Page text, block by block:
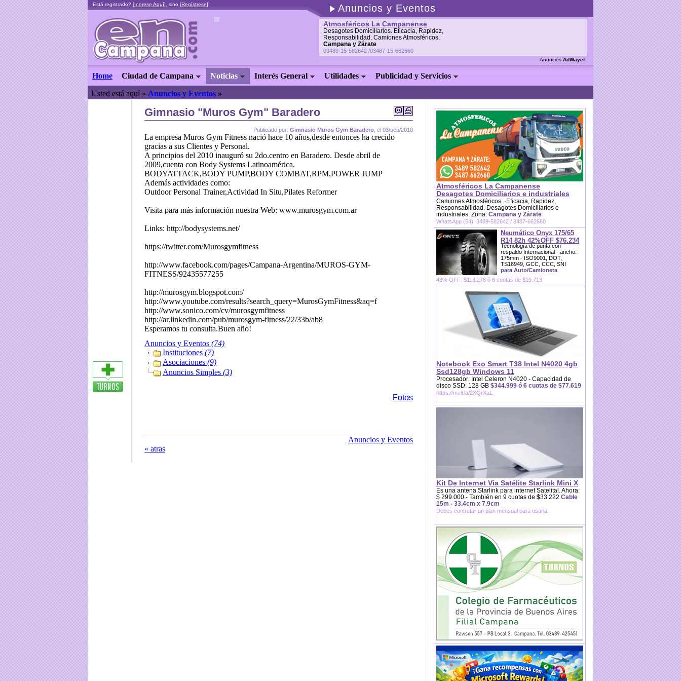
Está registrado? [Ingrese Aquí], sino [Regístrese] Anuncios y Eventos
Atmosféricos La Campanense
Desagotes Domiciliarios. Eficacia, Rapidez,
Responsabilidad. Camiones Atmosféricos.
Campana y Zárate
03489-15-582642 /03487-15-662660
Anuncios AdWayet
Home Ciudad de Campana Noticias Interés General Utilidades Publicidad y Servicios
Usted está aquí » Anuncios y Eventos »
Gimnasio "Muros Gym" Baradero
Publicado por: Gimnasio Muros Gym Baradero , el 03/sep/2010
La empresa Muros Gym Fitness nació hace 10 años,desde entonces ha crecido
gracias a sus Clientes y Personal.
A principios del 2010 inauguró su 2do.centro en Baradero. Desde abril de
2009,cuenta con Body Systems Latinoamérica.
BODYATTACK,BODY PUMP,BODY COMBAT,RPM,POWER JUMP
Además actividades como:
Outdoor Personal Trainer,Actividad In Situ,Pilates Reformer
Visita para más información nuestra Web: www.murosgym.com.ar
Links: http://bodysystems.net/
https://twitter.com/Murosgymfitness
http://www.facebook.com/pages/Campana-Argentina/MUROS-GYM-
FITNESS/92435577255
http://murosgym.blogspot.com/
http://www.youtube.com/results?search_query=MurosGymFitness&aq=f
http://www.sonico.com/cv/murosgymfitness
http://ar.linkedin.com/pub/murosgym-fitness/22/33b/ab8
Esperamos tu consulta.Buen año!
Anuncios y Eventos (74)
Instituciones (7)
Asociaciones (9)
Anuncios Simples (3)
Fotos
Anuncios y Eventos
« atras
Atmosféricos La Campanense
Desagotes Domiciliarios e industriales
Camiones Atmosféricos. ·Eficacia, Rapidez,
Responsabilidad. Desagotes Domiciliarios e
industriales. Zona: Campana y Zárate
WhatsApp (54): 3489-582642 / 3487-662660
Neumático Onyx 175/65
R14 82h 42%OFF $76.234
Tecnología de punta con
respaldo Internacional - ancho:
175mm - ISO9001, DOT,
TS16949, GCC, CCC, SNI
para Auto/Camioneta
43% OFF: $118.278 ó 6 cuotas de $19.713
Notebook Exo Smart T38 Intel N4020 4gb
Ssd128gb Windows 11
Procesador: Intel Celeron N4020 - Capacidad de
disco SSD: 128 GB $344.999 ó 6 cuotas de $77.619
https://meli.la/2XQrXaL
Kit De Internet Vía Satélite Starlink Mini X
Es una antena Starlink para internet Satelital. Ahora:
$ 299.000.- También en 9 cuotas de $33.222 Cable
15m - 33.4cm x 7.9cm
Debes contratar un plan mensual para usarla.